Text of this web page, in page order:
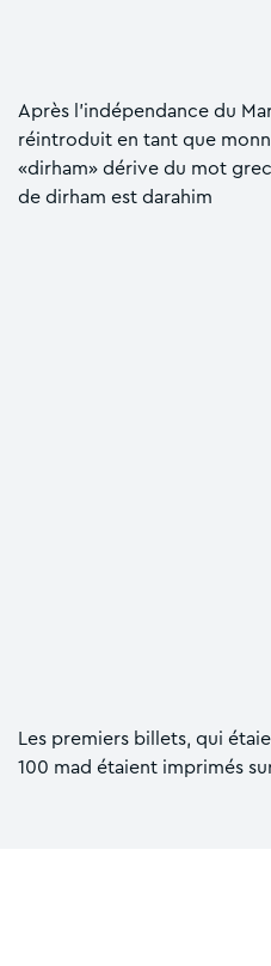
Après l’indépendance du
réintroduit en tant que
«dirham» dérive du mot
de dirham est darahim
Les premiers billets, qui
100 mad étaient imprimés